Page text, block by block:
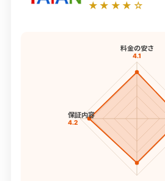
★★★★☆
料金の安さ
4.1
保証内容
4.2